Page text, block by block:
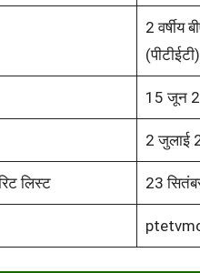
2 वर्षीय
(पीटीईटी)
15 जून
2 जुलाई
लिस्ट 23